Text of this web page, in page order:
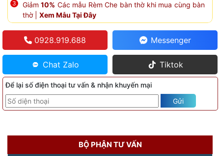
Giảm10% Các mẫu Rèm Che bàn thờ khi mua cùng bàn
thờ | Xem Mẫu Tại Đây
0928.919.688 Messenger
Chat Zalo Tiktok
Để lại số điện thoại tư vấn & nhận khuyến mại
Gửi
BỘ PHẬN TƯ VẤN